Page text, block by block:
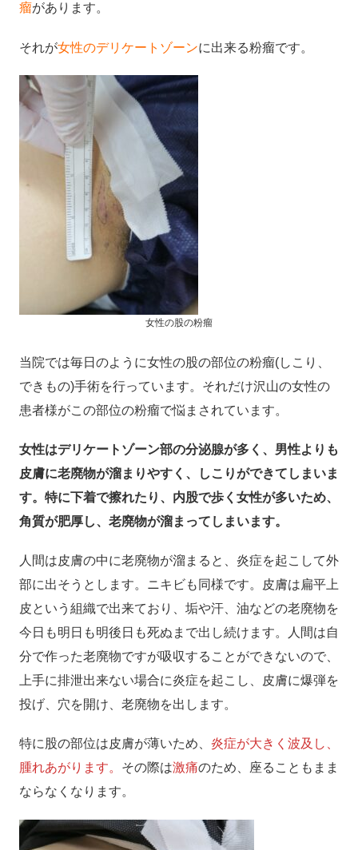
瘤があります。
それが女性のデリケートゾーンに出来る粉瘤です。
女性の股の粉瘤
当院では毎日のように女性の股の部位の粉瘤(しこり、
できもの)手術を行っています。それだけ沢山の女性の
患者様がこの部位の粉瘤で悩まされています。
女性はデリケートゾーン部の分泌腺が多く、男性よりも
皮膚に老廃物が溜まりやすく、しこりができてしまいま
す。特に下着で擦れたり、内股で歩く女性が多いため、
角質が肥厚し、老廃物が溜まってしまいます。
人間は皮膚の中に老廃物が溜まると、炎症を起こして外
部に出そうとします。ニキビも同様です。皮膚は扁平上
皮という組織で出来ており、垢や汗、油などの老廃物を
今日も明日も明後日も死ぬまで出し続けます。人間は自
分で作った老廃物ですが吸収することができないので、
上手に排泄出来ない場合に炎症を起こし、皮膚に爆弾を
投げ、穴を開け、老廃物を出します。
特に股の部位は皮膚が薄いため、 炎症が大きく波及し、
腫れあがります。 その際は激痛のため、座ることもまま
ならなくなります。